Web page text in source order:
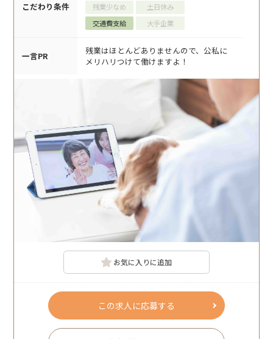
こだわり条件
残業少なめ
土日休み
交通費支給
大手企業
一言PR
残業はほとんどありませんので、公私に
メリハリつけて働けますよ！
お気に入りに追加
この求人に応募する